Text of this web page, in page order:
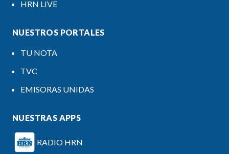
HRN LIVE
NUESTROS PORTALES
TU NOTA
TVC
EMISORAS UNIDAS
NUESTRAS APPS
RADIO HRN